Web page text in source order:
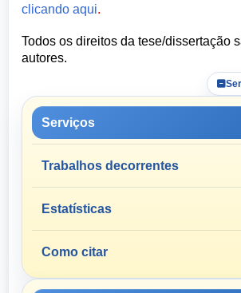
clicando aqui.
Todos os direitos da tese/dissertação
autores.
Serviços
Trabalhos decorrentes
Estatísticas
Como citar